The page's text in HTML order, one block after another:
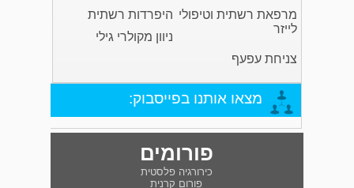
מרפאת רשתית וטיפולי
לייזר
היפרדות רשתית
ניוון מקולרי גילי
צניחת עפעף
מצאו אותנו בפייסבוק:
פורומים
כירורגיה פלסטית
פורום קרנית